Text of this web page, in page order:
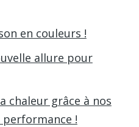
en couleurs !
allure pour
chaleur grâce à nos
!